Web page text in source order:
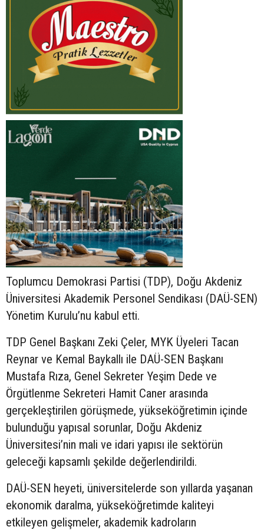
Toplumcu Demokrasi Partisi (TDP), Doğu Akdeniz
Üniversitesi Akademik Personel Sendikası (DAÜ-SEN)
Yönetim Kurulu’nu kabul etti.
TDP Genel Başkanı Zeki Çeler, MYK Üyeleri Tacan
Reynar ve Kemal Baykallı ile DAÜ-SEN Başkanı
Mustafa Rıza, Genel Sekreter Yeşim Dede ve
Örgütlenme Sekreteri Hamit Caner arasında
gerçekleştirilen görüşmede, yükseköğretimin içinde
bulunduğu yapısal sorunlar, Doğu Akdeniz
Üniversitesi’nin mali ve idari yapısı ile sektörün
geleceği kapsamlı şekilde değerlendirildi.
DAÜ-SEN heyeti, üniversitelerde son yıllarda yaşanan
ekonomik daralma, yükseköğretimde kaliteyi
etkileyen gelişmeler, akademik kadroların